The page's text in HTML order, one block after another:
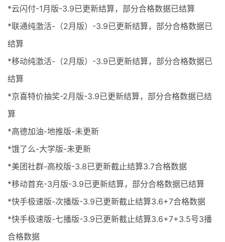
*云闪付-1月版-3.9已更新结算，部分合格数据已结算
*联通纯激活-（2月版）-3.9已更新结算，部分合格数据已
结算
*移动纯激活-（2月版）-3.9已更新结算，部分合格数据已
结算
*京喜特价抽奖-2月版-3.9已更新结算，部分合格数据已结
算
*高德加油-地推版-未更新
*饿了么-大学版-未更新
*美团社群-高校版-3.8已更新截止结算3.7合格数据
*移动首充-3月版-3.9已更新结算，部分合格数据已结算
*快手极速版-次播版-3.9已更新截止结算3.6+7合格数据
*快手极速版-七播版-3.9已更新截止结算3.6+7+3.5号3播
合格数据